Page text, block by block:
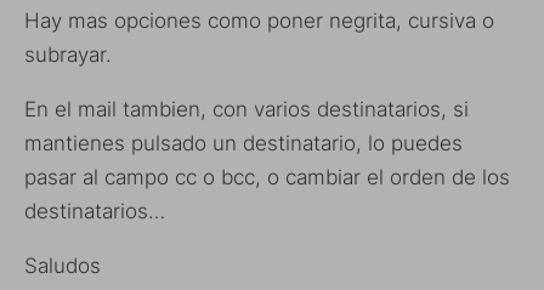
Hay mas opciones como poner negrita, cursiva o
subrayar.
En el mail tambien, con varios destinatarios, si
mantienes pulsado un destinatario, lo puedes
pasar al campo cc o bcc, o cambiar el orden de los
destinatarios…
Saludos